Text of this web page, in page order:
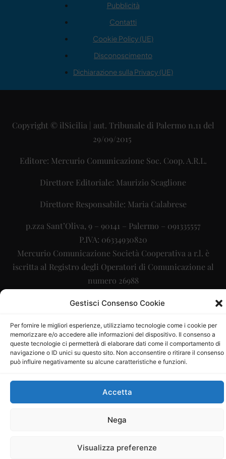
Gestisci Consenso Cookie
Per fornire le migliori esperienze, utilizziamo tecnologie come i cookie per
memorizzare e/o accedere alle informazioni del dispositivo. Il consenso a
queste tecnologie ci permetterà di elaborare dati come il comportamento di
navigazione o ID unici su questo sito. Non acconsentire o ritirare il consenso
può influire negativamente su alcune caratteristiche e funzioni.
Accetta
Nega
Visualizza preferenze
Pubblicità
Contatti
Cookie Policy (UE)
Disconoscimento
Dichiarazione sulla Privacy (UE)
Copyright © ilSicilia | aut. Tribunale di Palermo n.11 del
29/09/2015
Editore: Mercurio Comunicazione Soc. Coop. A.R.L.
Direttore Editoriale: Maurizio Scaglione
Direttore Responsabile: Maria Calabrese
p.zza Sant’Oliva, 9 – 90141 – Palermo – 091335557
P.IVA: 06334930820
Mercurio Comunicazione Società Cooperativa a r.l. è
iscritta al Registro degli Operatori di Comunicazione al
numero 26988
Sito gestito daLa Digitale srl–info@ladigitale.it